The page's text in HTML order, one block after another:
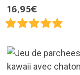
16,95€